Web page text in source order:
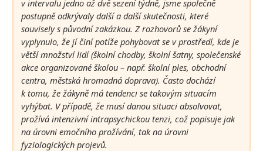
v intervalu jedno až dvě sezení týdně, jsme společně
postupně odkrývaly další a další skutečnosti, které
souvisely s původní zakázkou. Z rozhovorů se žákyní
vyplynulo, že jí činí potíže pohybovat se v prostředí, kde je
větší množství lidí (školní chodby, školní šatny, společenské
akce organizované školou – např. školní ples, obchodní
centra, městská hromadná doprava). Často dochází
k tomu, že žákyně má tendenci se takovým situacím
vyhýbat. V případě, že musí danou situaci absolvovat,
prožívá intenzivní intrapsychickou tenzi, což popisuje jak
na úrovni emočního prožívání, tak na úrovni
fyziologických projevů.